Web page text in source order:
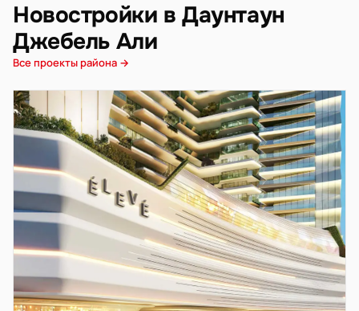
Новостройки в Даунтаун
Джебель Али
Все проекты района →